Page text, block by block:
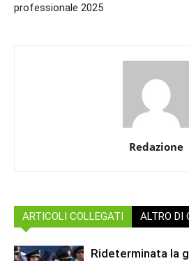
professionale 2025
Redazione
ARTICOLI COLLEGATI ALTRO DI
Rideterminata la